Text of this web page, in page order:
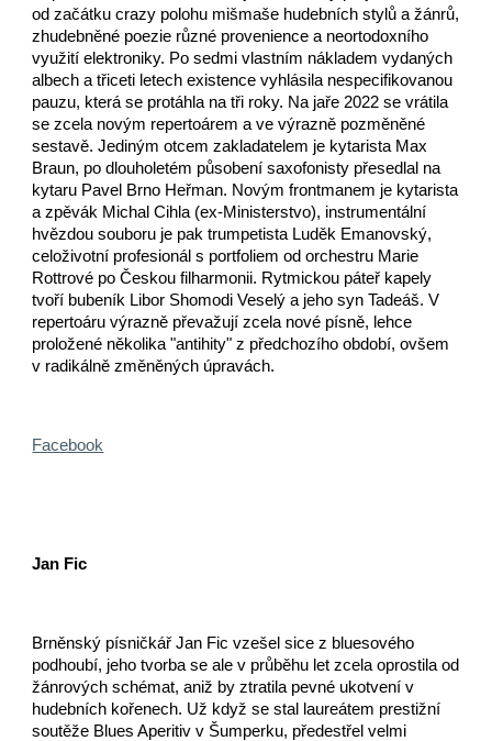
od začátku crazy polohu mišmaše hudebních stylů a žánrů,
zhudebněné poezie různé provenience a neortodoxního
využití elektroniky. Po sedmi vlastním nákladem vydaných
albech a třiceti letech existence vyhlásila nespecifikovanou
pauzu, která se protáhla na tři roky. Na jaře 2022 se vrátila
se zcela novým repertoárem a ve výrazně pozměněné
sestavě. Jediným otcem zakladatelem je kytarista Max
Braun, po dlouholetém působení saxofonisty přesedlal na
kytaru Pavel Brno Heřman. Novým frontmanem je kytarista
a zpěvák Michal Cihla (ex-Ministerstvo), instrumentální
hvězdou souboru je pak trumpetista Luděk Emanovský,
celoživotní profesionál s portfoliem od orchestru Marie
Rottrové po Českou filharmonii. Rytmickou páteř kapely
tvoří bubeník Libor Shomodi Veselý a jeho syn Tadeáš. V
repertoáru výrazně převažují zcela nové písně, lehce
proložené několika "antihity" z předchozího období, ovšem
v radikálně změněných úpravách.
Facebook
Jan Fic
Brněnský písničkář Jan Fic vzešel sice z bluesového
podhoubí, jeho tvorba se ale v průběhu let zcela oprostila od
žánrových schémat, aniž by ztratila pevné ukotvení v
hudebních kořenech. Už když se stal laureátem prestižní
soutěže Blues Aperitiv v Šumperku, předestřel velmi